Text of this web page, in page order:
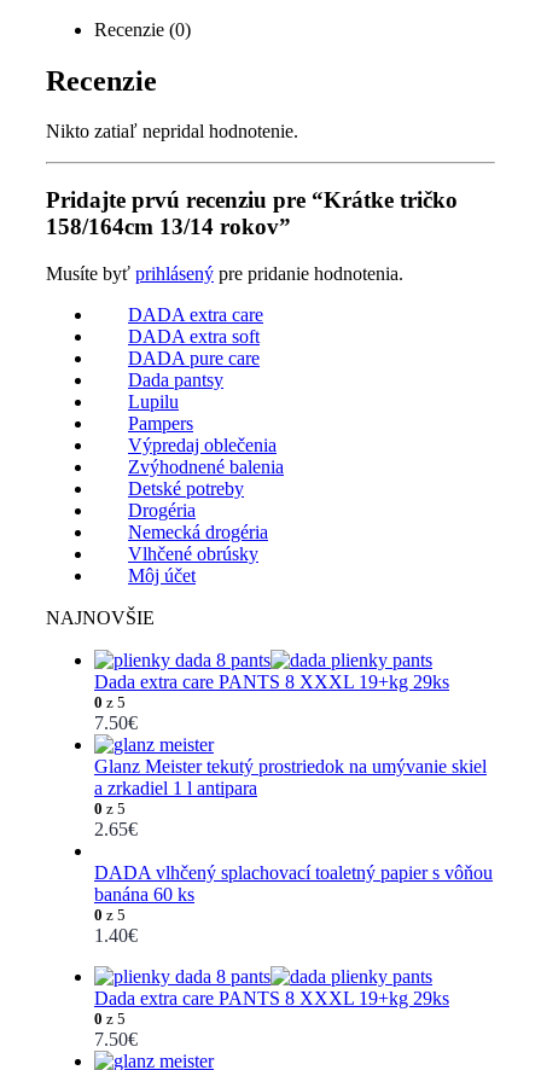
Recenzie (0)
Recenzie
Nikto zatiaľ nepridal hodnotenie.
Pridajte prvú recenziu pre “Krátke tričko
158/164cm 13/14 rokov”
Musíte byť prihlásený pre pridanie hodnotenia.
DADA extra care
DADA extra soft
DADA pure care
Dada pantsy
Lupilu
Pampers
Výpredaj oblečenia
Zvýhodnené balenia
Detské potreby
Drogéria
Nemecká drogéria
Vlhčené obrúsky
Môj účet
NAJNOVŠIE
Dada extra care PANTS 8 XXXL 19+kg 29ks
0 z 5
7.50€
Glanz Meister tekutý prostriedok na umývanie skiel
a zrkadiel 1 l antipara
0 z 5
2.65€
DADA vlhčený splachovací toaletný papier s vôňou
banána 60 ks
0 z 5
1.40€
Dada extra care PANTS 8 XXXL 19+kg 29ks
0 z 5
7.50€